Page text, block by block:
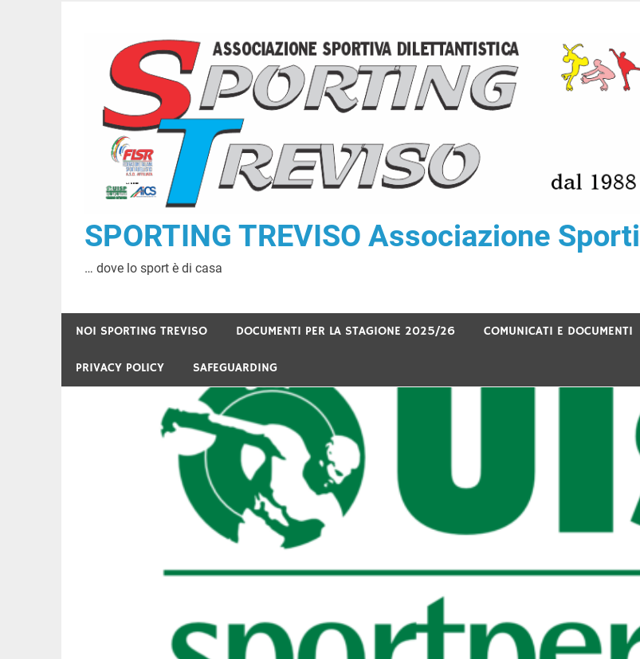
SPORTING TREVISO Associazione
… dove lo sport è di casa
NOI SPORTING TREVISO DOCUMENTI PER LA STAGIONE 2025/26 COMUNICATI E DOCUMENTI
PRIVACY POLICY SAFEGUARDING